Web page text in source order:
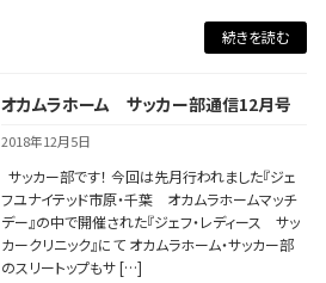
続きを読む
オカムラホーム サッカー部通信12月号
2018年12月5日
サッカー部です！ 今回は先月行われました『ジェ
フユナイテッド市原・千葉 オカムラホームマッチ
デー』の中で開催された『ジェフ・レディース サッ
カークリニック』にて オカムラホーム・サッカー部
のスリートップもサ […]